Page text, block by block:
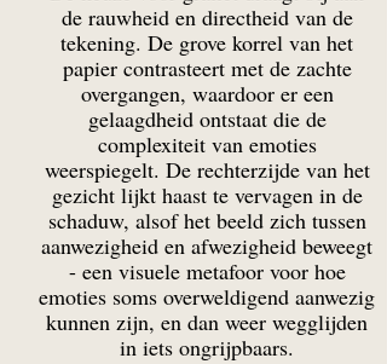
de rauwheid en directheid van de
tekening. De grove korrel van het
papier contrasteert met de zachte
overgangen, waardoor er een
gelaagdheid ontstaat die de
complexiteit van emoties
weerspiegelt. De rechterzijde van het
gezicht lijkt haast te vervagen in de
schaduw, alsof het beeld zich tussen
aanwezigheid en afwezigheid beweegt
- een visuele metafoor voor hoe
emoties soms overweldigend aanwezig
kunnen zijn, en dan weer wegglijden
in iets ongrijpbaars.